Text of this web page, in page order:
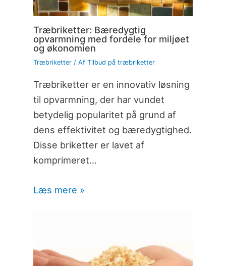
Træbriketter: Bæredygtig
opvarmning med fordele for miljøet
og økonomien
Træbriketter/ Af Tilbud på træbriketter
Træbriketter er en innovativ løsning
til opvarmning, der har vundet
betydelig popularitet på grund af
dens effektivitet og bæredygtighed.
Disse briketter er lavet af
komprimeret…
Læs mere »